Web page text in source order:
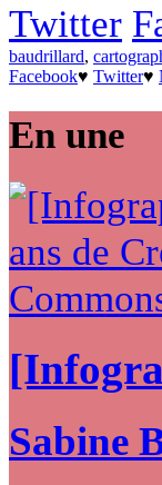
Twitter
baudrillard,
Facebook♥ Twitter♥
En une
Sabine